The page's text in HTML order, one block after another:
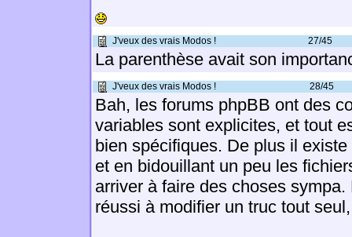
J'veux des vrais Modos ! 27/45
La parenthèse avait son
J'veux des vrais Modos ! 28/45
Bah, les forums phpBB ont des
variables sont explicites, et tout
bien spécifiques. De plus il
et en bidouillant un peu les
arriver à faire des choses
réussi à modifier un truc tout